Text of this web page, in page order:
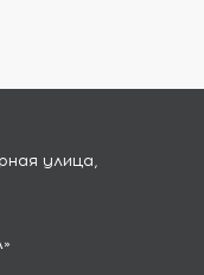
улица,